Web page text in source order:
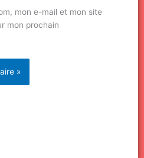
mon e-mail et mon site
mon prochain